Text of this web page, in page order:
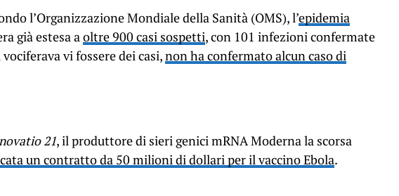
l’Organizzazione Mondiale della Sanità (OMS), l’epidemia
già estesa aoltre 900 casi sospetti, con 101 infezioni confermate
vi fossere dei casi,non ha confermato alcun caso di
21, il produttore di sieri genici mRNA Moderna la scorsa
un contratto da 50 milioni di dollari per il vaccino Ebola.